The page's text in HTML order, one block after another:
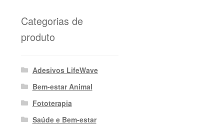
Categorias de
produto
Adesivos LifeWave
Bem-estar Animal
Fototerapia
Saúde e Bem-estar